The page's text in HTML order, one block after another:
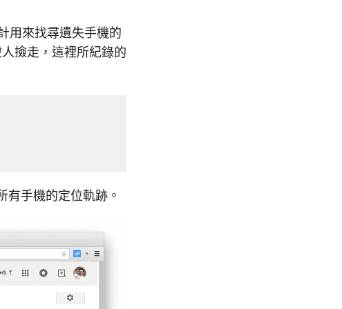
用來找尋遺失手機的
撿走，這裡所紀錄的
手機的定位軌跡。